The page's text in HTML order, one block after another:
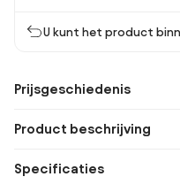
U kunt het product
Prijsgeschiedenis
Product beschrijving
Specificaties